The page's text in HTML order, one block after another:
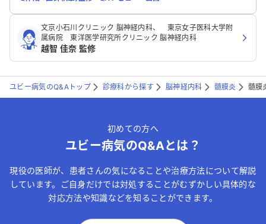
文京小石川クリニック 脳神経内科、 東京女子医科大学附
属病院 東洋医学研究所クリニック 脳神経内科
越智 佳奈 監修
ユビー病気のQ&Aトップ 診療科から探す 脳神経内科 髄膜炎 髄膜
初めての方へ
ユビー病気のQ&Aとは？
現役の医師が、患者さんの気になることや治療方法について解説
しています。ご自身だけでは対処することがむずかしい具体的な
対応方法や知識などを知ることができます。